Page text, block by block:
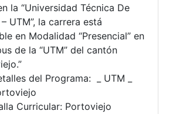
la “Universidad Técnica De
UTM”, la carrera está
en Modalidad “Presencial” en
de la “UTM” del cantón
del Programa: _ UTM _
Curricular: Portoviejo